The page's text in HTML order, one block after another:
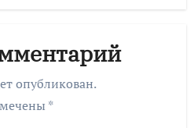
опубликован.
*